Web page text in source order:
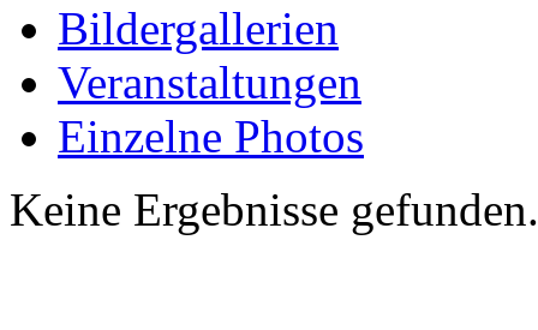
Bildergallerien
Veranstaltungen
Einzelne Photos
Keine Ergebnisse gefunden.